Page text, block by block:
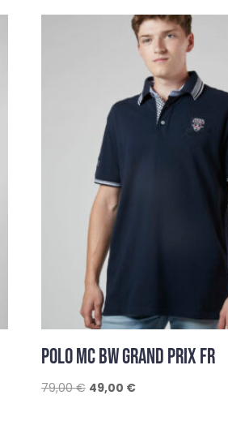
POLO MC BW GRAND PRIX FR
79,00€ Le
49,00 €Le